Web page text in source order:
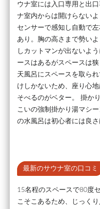
ウナ室には入口専用と出
ナ室内からは開けらない
センサーで感知し自動で
あり。胸の高さまで勢い
しカットマンが出ないよ
ースはあるがスペースは
天風呂にスペースを取ら
けしかないため、座り心
そべるのがベター。 掛か
こいの強制掛かり湯マシ
の水風呂は初心者には良さ
最新のサウナ室の口コミ
15名程のスペースで80度
こそこあるため、じっく